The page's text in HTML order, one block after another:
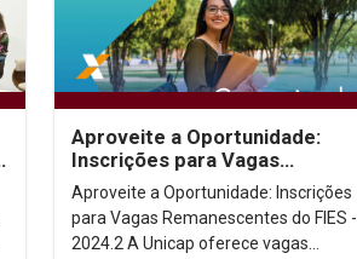
Aproveite a Oportunidade:
Inscrições para Vagas
Remanescentes do FIES
2024.2
Aproveite a Oportunidade: Inscrições
para Vagas Remanescentes do FIES -
2024.2 A Unicap oferece vagas